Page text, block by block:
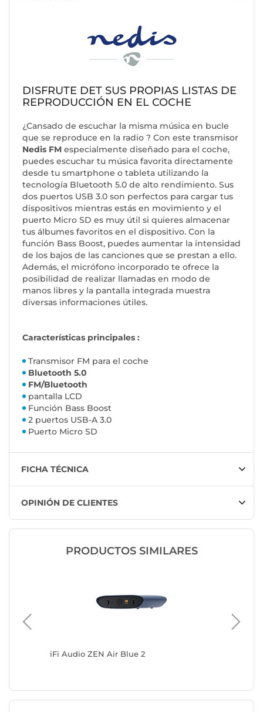
DISFRUTE DET SUS PROPIAS LISTAS DE
REPRODUCCIÓN EN EL COCHE
¿Cansado de escuchar la misma música en bucle
que se reproduce en la radio ? Con este transmisor
Nedis FM especialmente diseñado para el coche,
puedes escuchar tu música favorita directamente
desde tu smartphone o tableta utilizando la
tecnología Bluetooth 5.0 de alto rendimiento. Sus
dos puertos USB 3.0 son perfectos para cargar tus
dispositivos mientras estás en movimiento y el
puerto Micro SD es muy útil si quieres almacenar
tus álbumes favoritos en el dispositivo. Con la
función Bass Boost, puedes aumentar la intensidad
de los bajos de las canciones que se prestan a ello.
Además, el micrófono incorporado te ofrece la
posibilidad de realizar llamadas en modo de
manos libres y la pantalla integrada muestra
diversas informaciones útiles.
Características principales :
Transmisor FM para el coche
Bluetooth 5.0
FM/Bluetooth
pantalla LCD
Función Bass Boost
2 puertos USB-A 3.0
Puerto Micro SD
FICHA TÉCNICA
OPINIÓN DE CLIENTES
PRODUCTOS SIMILARES
iFi Audio ZEN Air Blue 2